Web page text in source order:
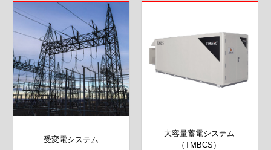
受変電システム
大容量蓄電システム
（TMBCS）